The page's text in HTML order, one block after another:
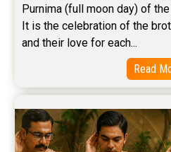
Jupiter Transit Predictions
Free Horoscope Reviews
Free Horoscope
Free Career Horoscope
Purnima (full moon day) of
It is the celebration of the
and their love for each...
Read